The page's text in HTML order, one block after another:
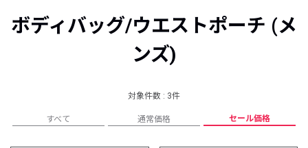
ボディバッグ/ウエストポーチ (メ
ンズ)
対象件数 : 3件
すべて 通常価格 セール価格